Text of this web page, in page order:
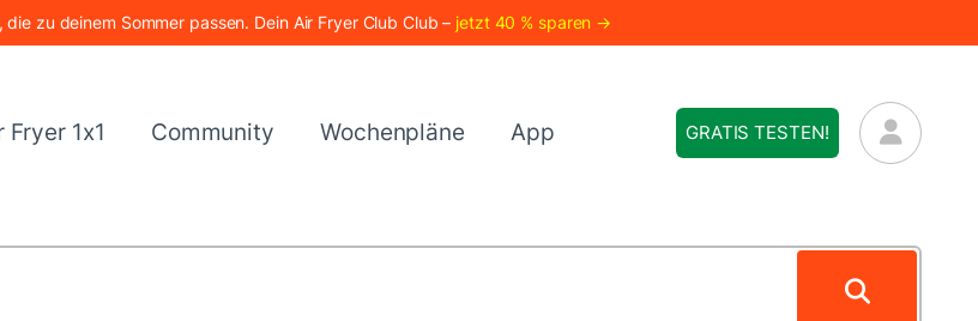
zu deinem Sommer passen. Dein Air Fryer Club Club – jetzt 40 % sparen →
Fryer 1x1 Community Wochenpläne App GRATIS TESTEN!